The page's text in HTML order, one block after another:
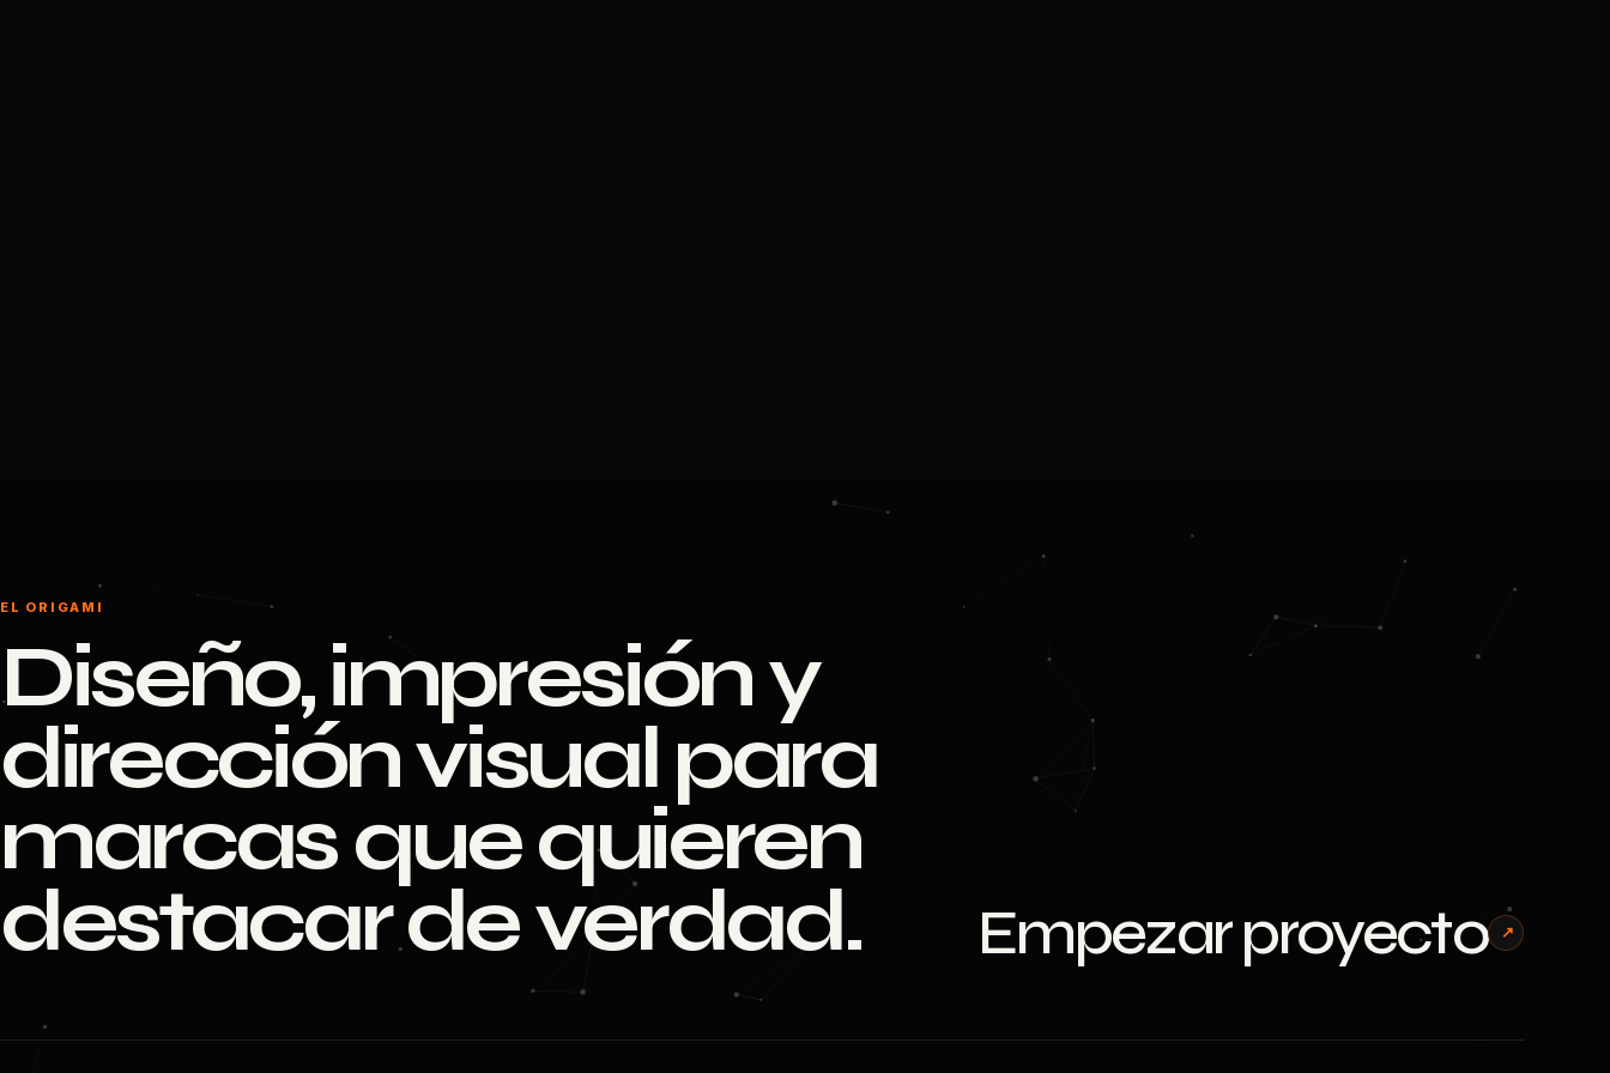
EL ORIGAMI
Diseño, impresión y
dirección visual para
marcas que quieren
destacar de verdad. Empezar proyecto ↗